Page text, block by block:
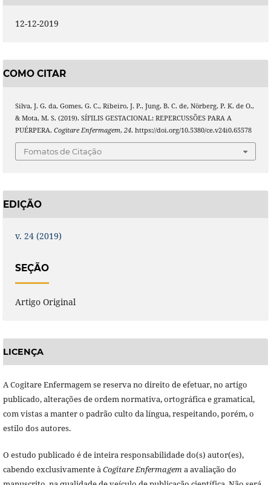
12-12-2019
COMO CITAR
Silva, J. G. da, Gomes, G. C., Ribeiro, J. P., Jung, B. C. de, Nörberg, P. K. de O.,
& Mota, M. S. (2019). SÍFILIS GESTACIONAL: REPERCUSSÕES PARA A
PUÉRPERA. Cogitare Enfermagem, 24. https://doi.org/10.5380/ce.v24i0.65578
Fomatos de Citação
EDIÇÃO
v. 24 (2019)
SEÇÃO
Artigo Original
LICENÇA
A Cogitare Enfermagem se reserva no direito de efetuar, no artigo
publicado, alterações de ordem normativa, ortográfica e gramatical,
com vistas a manter o padrão culto da língua, respeitando, porém, o
estilo dos autores.
O estudo publicado é de inteira responsabilidade do(s) autor(es),
cabendo exclusivamente àCogitare Enfermagema avaliação do